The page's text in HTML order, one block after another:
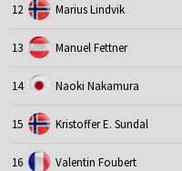
12 Marius Lindvik
13 Manuel Fettner
14 Naoki Nakamura
15 Kristoffer E. Sundal
16 Valentin Foubert